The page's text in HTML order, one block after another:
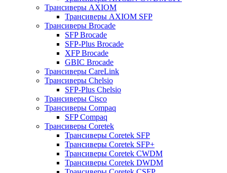
Трансиверы AXIOM
Трансиверы AXIOM SFP
Трансиверы Brocade
SFP Brocade
SFP-Plus Brocade
XFP Brocade
GBIC Brocade
Трансиверы CareLink
Трансиверы Chelsio
SFP-Plus Chelsio
Трансиверы Cisco
Трансиверы Compaq
SFP Compaq
Трансиверы Coretek
Трансиверы Coretek SFP
Трансиверы Coretek SFP+
Трансиверы Coretek CWDM
Трансиверы Coretek DWDM